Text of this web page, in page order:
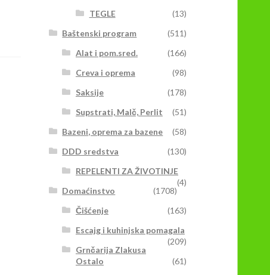
TEGLE
(13)
Baštenski program
(511)
Alat i pom.sred.
(166)
Creva i oprema
(98)
Saksije
(178)
Supstrati, Malč, Perlit
(51)
Bazeni, oprema za bazene
(58)
DDD sredstva
(130)
REPELENTI ZA ŽIVOTINJE
(4)
Domaćinstvo
(1708)
Čišćenje
(163)
Escajg i kuhinjska pomagala
(209)
Grnčarija Zlakusa
Ostalo
(61)